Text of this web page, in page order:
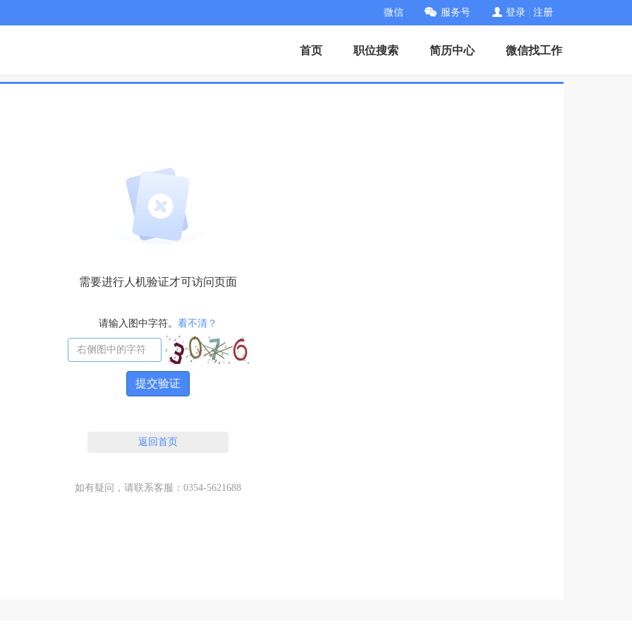
微信 服务号 登录 注册
首页 职位搜索 简历中心 微信找工作
需要进行人机验证才可访问页面
请输入图中字符。 看不清？
提交验证
返回首页
如有疑问，请联系客服：0354-5621688